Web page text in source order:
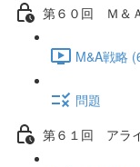
第６０回 Ｍ＆
M&A戦略
問題
第６１回 アラ